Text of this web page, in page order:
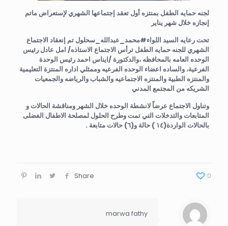
لجنه حمايه الطفل بمنتزه أول تعقد إجتماعها الشهري لإستعراض ماتم
إنجازه خلال شهر يناير
تحت رعايه السيد اللواء#محمد_عبدالله_سحلول تم إنعقاد الاجتماع
الشهري للجنه حمايه الطفل ترأس الاجتماع الاستاذه/ امل عادل رئيس
الوحده العامه بالمحافظه ،والدكتورة /ايناس احمد رئيس الوحدة
الفرعية، والساده اعضاء الوحده الفرعيه وممثلي اداره المنتزة التعليمية
والمنتزه الطبية والمنتزه الاجتماعيه والشباب والرياضه والجمعيات
الشريكه من المجتمع المدني
وتناول الاجتماع عرضاً لانشطة الوحده خلال الشهر ومناقشة الحالات و
المتابعات والتدخلات التي تمت وطرح الحلول لمصلحة الاطفال الفضلى
بالحالات الواردة(١٤ ) حالة و(٦) حالات متابعة .
Share 0
marwa fathy